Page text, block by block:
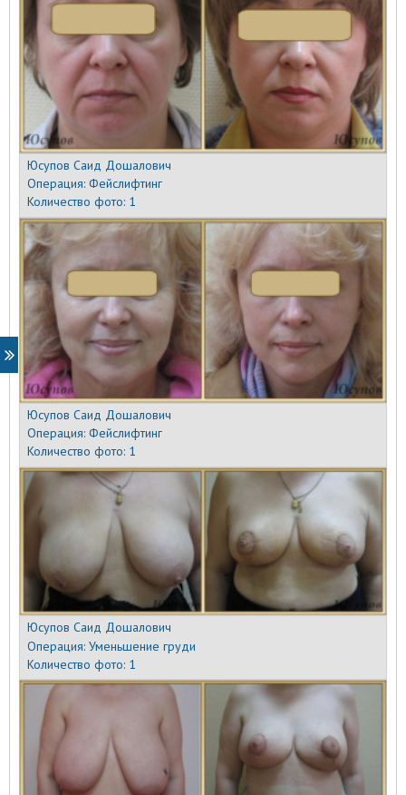
Юсупов Саид Дошалович
Операция:Фейслифтинг
Количество фото: 1
Юсупов Саид Дошалович
Операция:Фейслифтинг
Количество фото: 1
Юсупов Саид Дошалович
Операция:Уменьшение груди
Количество фото: 1